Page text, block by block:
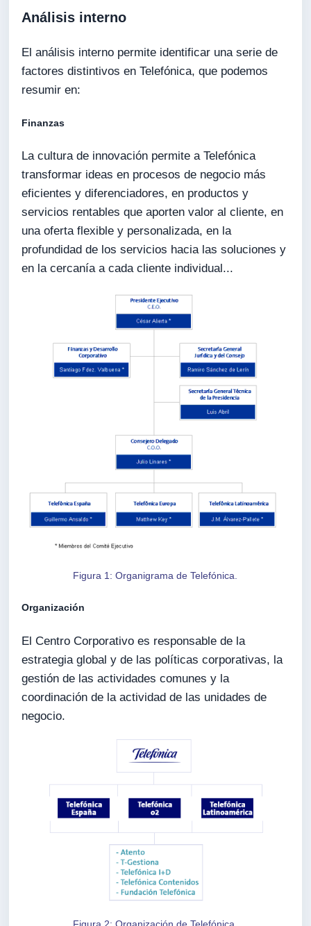
Análisis interno
El análisis interno permite identificar una serie de
factores distintivos en Telefónica, que podemos
resumir en:
Finanzas
La cultura de innovación permite a Telefónica
transformar ideas en procesos de negocio más
eficientes y diferenciadores, en productos y
servicios rentables que aporten valor al cliente, en
una oferta flexible y personalizada, en la
profundidad de los servicios hacia las soluciones y
en la cercanía a cada cliente individual...
Figura 1: Organigrama de Telefónica.
Organización
El Centro Corporativo es responsable de la
estrategia global y de las políticas corporativas, la
gestión de las actividades comunes y la
coordinación de la actividad de las unidades de
negocio.